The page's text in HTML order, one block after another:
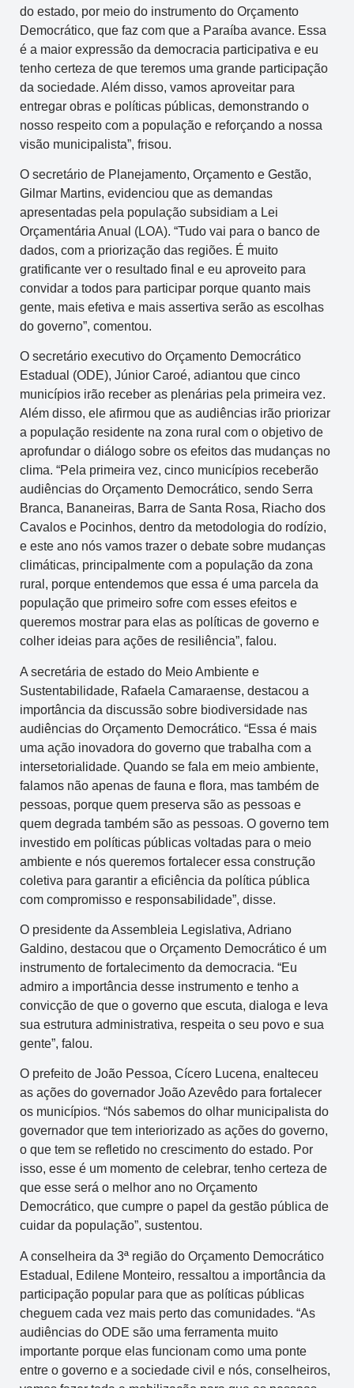
do estado, por meio do instrumento do Orçamento
Democrático, que faz com que a Paraíba avance. Essa
é a maior expressão da democracia participativa e eu
tenho certeza de que teremos uma grande participação
da sociedade. Além disso, vamos aproveitar para
entregar obras e políticas públicas, demonstrando o
nosso respeito com a população e reforçando a nossa
visão municipalista”, frisou.
O secretário de Planejamento, Orçamento e Gestão,
Gilmar Martins, evidenciou que as demandas
apresentadas pela população subsidiam a Lei
Orçamentária Anual (LOA). “Tudo vai para o banco de
dados, com a priorização das regiões. É muito
gratificante ver o resultado final e eu aproveito para
convidar a todos para participar porque quanto mais
gente, mais efetiva e mais assertiva serão as escolhas
do governo”, comentou.
O secretário executivo do Orçamento Democrático
Estadual (ODE), Júnior Caroé, adiantou que cinco
municípios irão receber as plenárias pela primeira vez.
Além disso, ele afirmou que as audiências irão priorizar
a população residente na zona rural com o objetivo de
aprofundar o diálogo sobre os efeitos das mudanças no
clima. “Pela primeira vez, cinco municípios receberão
audiências do Orçamento Democrático, sendo Serra
Branca, Bananeiras, Barra de Santa Rosa, Riacho dos
Cavalos e Pocinhos, dentro da metodologia do rodízio,
e este ano nós vamos trazer o debate sobre mudanças
climáticas, principalmente com a população da zona
rural, porque entendemos que essa é uma parcela da
população que primeiro sofre com esses efeitos e
queremos mostrar para elas as políticas de governo e
colher ideias para ações de resiliência”, falou.
A secretária de estado do Meio Ambiente e
Sustentabilidade, Rafaela Camaraense, destacou a
importância da discussão sobre biodiversidade nas
audiências do Orçamento Democrático. “Essa é mais
uma ação inovadora do governo que trabalha com a
intersetorialidade. Quando se fala em meio ambiente,
falamos não apenas de fauna e flora, mas também de
pessoas, porque quem preserva são as pessoas e
quem degrada também são as pessoas. O governo tem
investido em políticas públicas voltadas para o meio
ambiente e nós queremos fortalecer essa construção
coletiva para garantir a eficiência da política pública
com compromisso e responsabilidade”, disse.
O presidente da Assembleia Legislativa, Adriano
Galdino, destacou que o Orçamento Democrático é um
instrumento de fortalecimento da democracia. “Eu
admiro a importância desse instrumento e tenho a
convicção de que o governo que escuta, dialoga e leva
sua estrutura administrativa, respeita o seu povo e sua
gente”, falou.
O prefeito de João Pessoa, Cícero Lucena, enalteceu
as ações do governador João Azevêdo para fortalecer
os municípios. “Nós sabemos do olhar municipalista do
governador que tem interiorizado as ações do governo,
o que tem se refletido no crescimento do estado. Por
isso, esse é um momento de celebrar, tenho certeza de
que esse será o melhor ano no Orçamento
Democrático, que cumpre o papel da gestão pública de
cuidar da população”, sustentou.
A conselheira da 3ª região do Orçamento Democrático
Estadual, Edilene Monteiro, ressaltou a importância da
participação popular para que as políticas públicas
cheguem cada vez mais perto das comunidades. “As
audiências do ODE são uma ferramenta muito
importante porque elas funcionam como uma ponte
entre o governo e a sociedade civil e nós, conselheiros,